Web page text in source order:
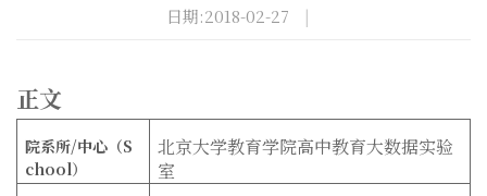
日期:2018-02-27 |
正文
院系所/中心（S
chool）
北京大学教育学院高中教育大数据实验
室